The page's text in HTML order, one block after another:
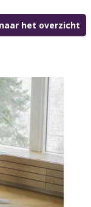
het overzicht